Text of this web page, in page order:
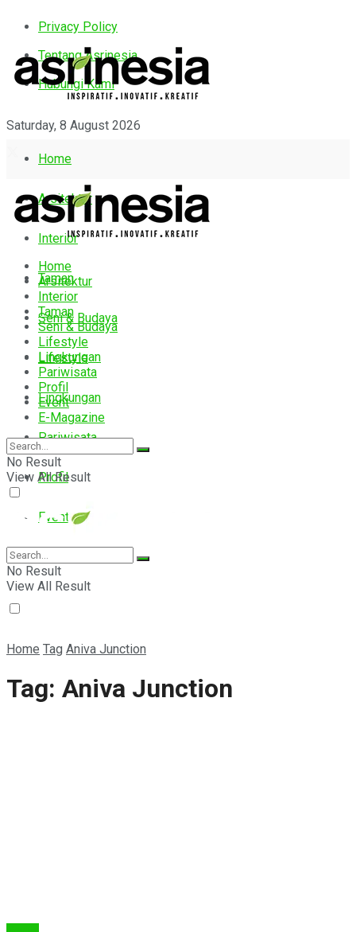
Privacy Policy
Tentang Asrinesia
Hubungi Kami
Saturday, 8 August 2026
Home
Arsitektur
Interior
Taman
Seni & Budaya
Lifestyle
Lingkungan
Pariwisata
Profil
Event
E-Magazine
Home
Arsitektur
Interior
Taman
Seni & Budaya
Lifestyle
Lingkungan
Pariwisata
Profil
Event
E-Magazine
No Result
View All Result
No Result
View All Result
Home Tag Aniva Junction
Tag: Aniva Junction